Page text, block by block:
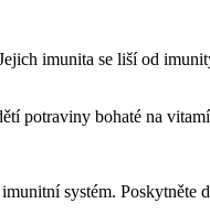
imunita se liší od
potraviny bohaté na
systém.